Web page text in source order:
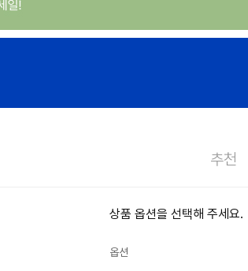
추천
상품 옵션을 선택해 주세요.
옵션